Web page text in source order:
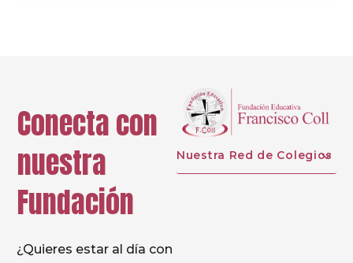
Conecta con
nuestra
Fundación
¿Quieres estar al día con
Nuestra Red de Colegios